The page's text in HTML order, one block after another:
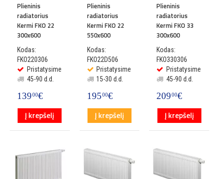
Plieninis
radiatorius
Kermi FKO 22
300x600
Kodas:
FKO220306
Pristatysime
45-90 d.d.
13900€
Į krepšelį
Plieninis
radiatorius
Kermi FKO 22
550x600
Kodas:
FKO22D506
Pristatysime
15-30 d.d.
19500€
Į krepšelį
Plieninis
radiatorius
Kermi FKO 33
300x600
Kodas:
FKO330306
Pristatysime
45-90 d.d.
20900€
Į krepšelį